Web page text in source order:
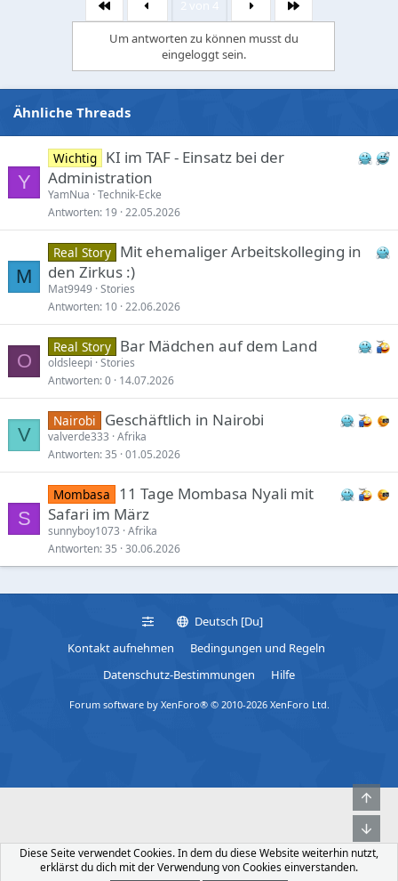
:
Erste
Letzte
Um antworten zu können musst du
eingeloggt sein.
Ähnliche Threads
Y
Wichtig KI im TAF - Einsatz bei der
Administration
YamNua Technik-Ecke
Antworten 19 22.05.2026
M
Real Story Mit ehemaliger Arbeitskolleging in
den Zirkus :)
Mat9949 Stories
Antworten 10 22.06.2026
O
Real Story Bar Mädchen auf dem Land
oldsleepi Stories
Antworten 0 14.07.2026
V
Nairobi Geschäftlich in Nairobi
valverde333 Afrika
Antworten 35 01.05.2026
S
Mombasa
11 Tage Mombasa Nyali mit
Safari im März
sunnyboy1073 Afrika
Antworten 35 30.06.2026
Deutsch [Du]
Kontakt aufnehmen
Bedingungen und Regeln
Datenschutz-Bestimmungen
Hilfe
Forum software by XenForo® © 2010-2026 XenForo Ltd.
Diese Seite verwendet Cookies. In dem du diese Website weiterhin nutzt,
erklärst du dich mit der Verwendung von Cookies einverstanden.